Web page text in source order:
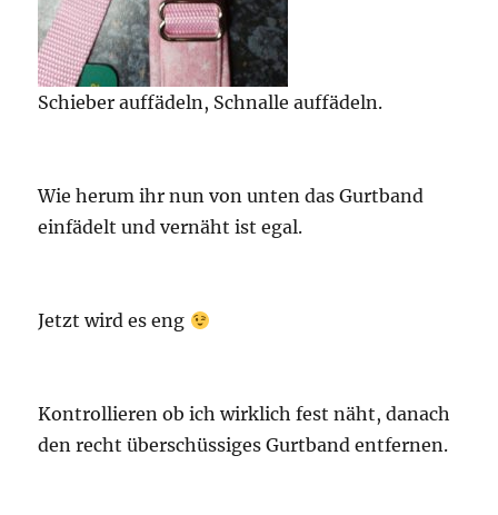
Schieber auffädeln, Schnalle auffädeln.
Wie herum ihr nun von unten das Gurtband
einfädelt und vernäht ist egal.
Jetzt wird es eng
Kontrollieren ob ich wirklich fest näht, danach
den recht überschüssiges Gurtband entfernen.